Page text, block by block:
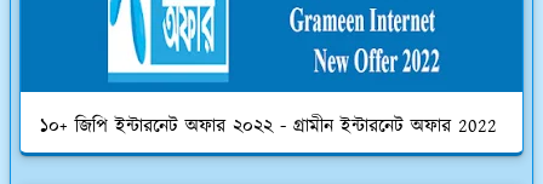
১০+ জিপি ইন্টারনেট অফার ২০২২ - গ্রামীন ইন্টারনেট অফার 2022